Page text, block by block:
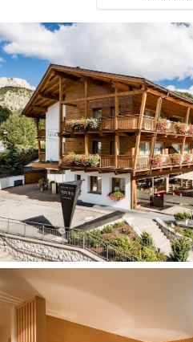
Viso yra 13 numerių:
Suite tipo numeriai:
(45 m2,
miegamasis, svetainė su
vonia, dušu ir tualetu, balkonas);
JS Nives tipo numeriai:(40
dvigule lova ir atskira vonia,
tualetu, balkonas);
JS Plaza tipo numeriai:(36
su vonia ir dušu, svetainė su
DBL Comfort tipo numeriai:
kambarys su dušu ir tualetu,
SGL tipo numeriai(23 m2, 1
Galima atsiskaityti kortelėmis:
Apgyvendinimas su gyvūnais:
Adresas
: via Nives, 4, I-39048